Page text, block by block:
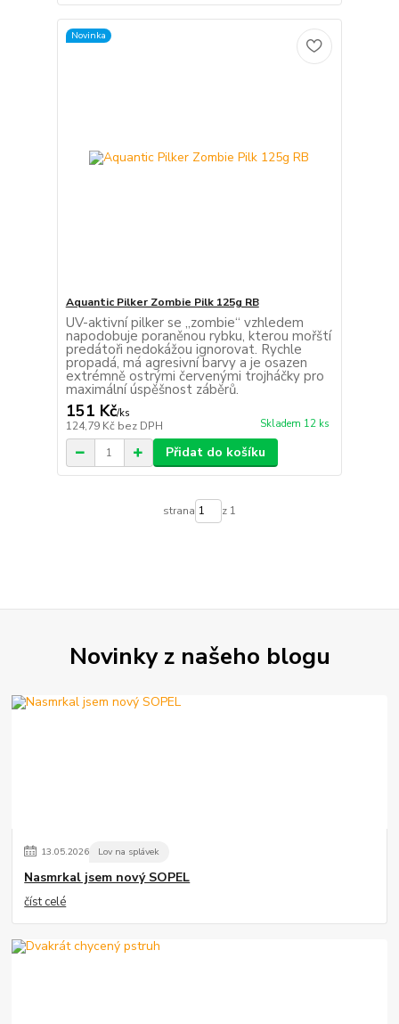
Novinka
Aquantic Pilker Zombie Pilk 125g RB
UV-aktivní pilker se „zombie“ vzhledem
napodobuje poraněnou rybku, kterou mořští
predátoři nedokážou ignorovat. Rychle
propadá, má agresivní barvy a je osazen
extrémně ostrými červenými trojháčky pro
maximální úspěšnost záběrů.
151 Kč/ks
124,79 Kč bez DPH Skladem 12 ks
Přidat do košíku
strana z 1
Novinky z našeho blogu
13.05.2026 Lov na splávek
Nasmrkal jsem nový SOPEL
číst celé